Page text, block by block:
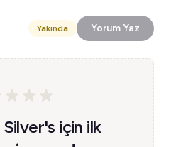
Yakında Yorum Yaz
için ilk